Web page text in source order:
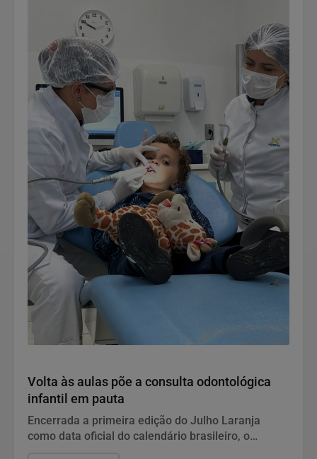
Volta às aulas põe a consulta odontológica
infantil em pauta
Encerrada a primeira edição do Julho Laranja
como data oficial do calendário brasileiro, o